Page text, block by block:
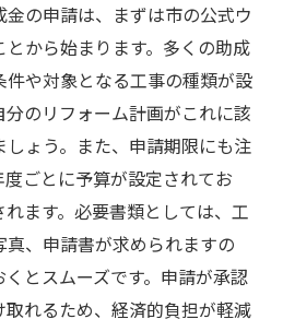
の申請は、まずは市の公式ウ
から始まります。多くの助成
や対象となる工事の種類が設
のリフォーム計画がこれに該
ょう。また、申請期限にも注
ごとに予算が設定されてお
ます。必要書類としては、工
、申請書が求められますの
とスムーズです。申請が承認
れるため、経済的負担が軽減